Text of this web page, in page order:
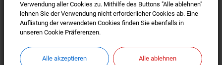
05.12. Gemeinsame nichtöffentliche Fachsitzung
von TG und
Gemeinderat zur Planung der Bahnhofstraße
23.10. 13. öffentliche Sitzung der TG.
Verwendung aller Cookies zu. Mithilfe des Buttons "Alle ablehnen"
lehnen Sie der Verwendung nicht erforderlicher Cookies ab. Eine
Auflistung der verwendeten Cookies finden Sie ebenfalls in
unseren Cookie Präferenzen.
Alle akzeptieren Alle ablehnen
Verwendung aller Cookies zu. Mithilfe des Buttons "Alle ablehnen"
lehnen Sie der Verwendung nicht erforderlicher Cookies ab. Eine
Auflistung der verwendeten Cookies finden Sie ebenfalls in
unseren Cookie Präferenzen.
Alle akzeptieren Alle ablehnen